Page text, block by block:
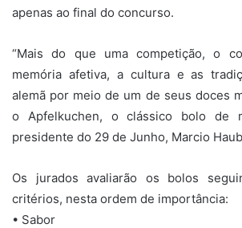
apenas ao final do concurso.
“Mais do que uma competição, o
memória afetiva, a cultura e as
alemã por meio de um de seus doces
o Apfelkuchen, o clássico bolo de
presidente do 29 de Junho, Marcio
Os jurados avaliarão os bolos
critérios, nesta ordem de importância:
• Sabor